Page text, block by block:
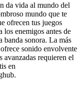
da vida al mundo del
mundo que te
ofrecen tus juegos
los enemigos antes de
banda sonora. La más
sonido envolvente
requieren el
en